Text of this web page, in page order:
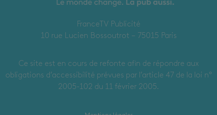
FranceTV Publicité
10 rue Lucien Bossoutrot – 75015 Paris
Ce site est en cours de refonte afin de répondre aux
obligations d’accessibilité prévues par l’article 47 de la loi n°
2005-102 du 11 février 2005.